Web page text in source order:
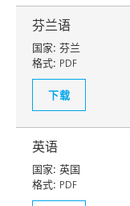
芬兰语
国家: 芬兰
格式: PDF
下载
英语
国家: 英国
格式: PDF